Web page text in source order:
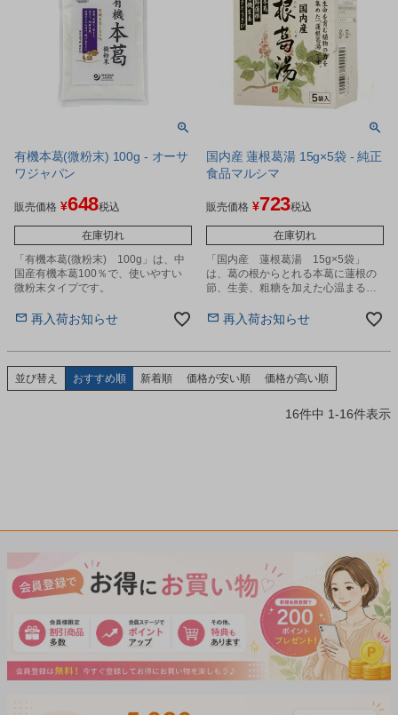
有機本葛(微粉末) 100g - オーサ
ワジャパン
販売価格 ¥648税込
在庫切れ
「有機本葛(微粉末) 100g」は、中
国産有機本葛100％で、使いやすい
微粉末タイプです。
再入荷お知らせ
国内産 蓮根葛湯 15g×5袋 - 純正
食品マルシマ
販売価格 ¥723税込
在庫切れ
「国内産 蓮根葛湯 15g×5袋」
は、葛の根からとれる本葛に蓮根の
節、生姜、粗糖を加えた心温まる葛
再入荷お知らせ
並び替え おすすめ順 新着順 価格が安い順 価格が高い順
16件中 1-16件表示